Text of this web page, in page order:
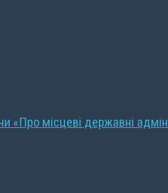
«Про місцеві державні